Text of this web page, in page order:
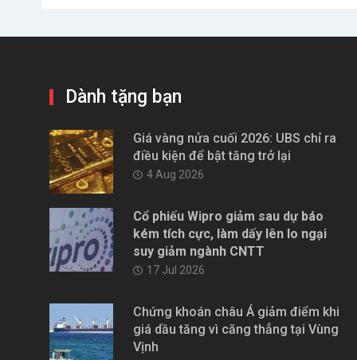
Dành tặng bạn
Giá vàng nửa cuối 2026: UBS chỉ ra
điều kiện để bật tăng trở lại
4 Aug 2026
Cổ phiếu Wipro giảm sau dự báo
kém tích cực, làm dấy lên lo ngại
suy giảm ngành CNTT
17 Jul 2026
Chứng khoán châu Á giảm điểm khi
giá dầu tăng vì căng thẳng tại Vùng
Vịnh